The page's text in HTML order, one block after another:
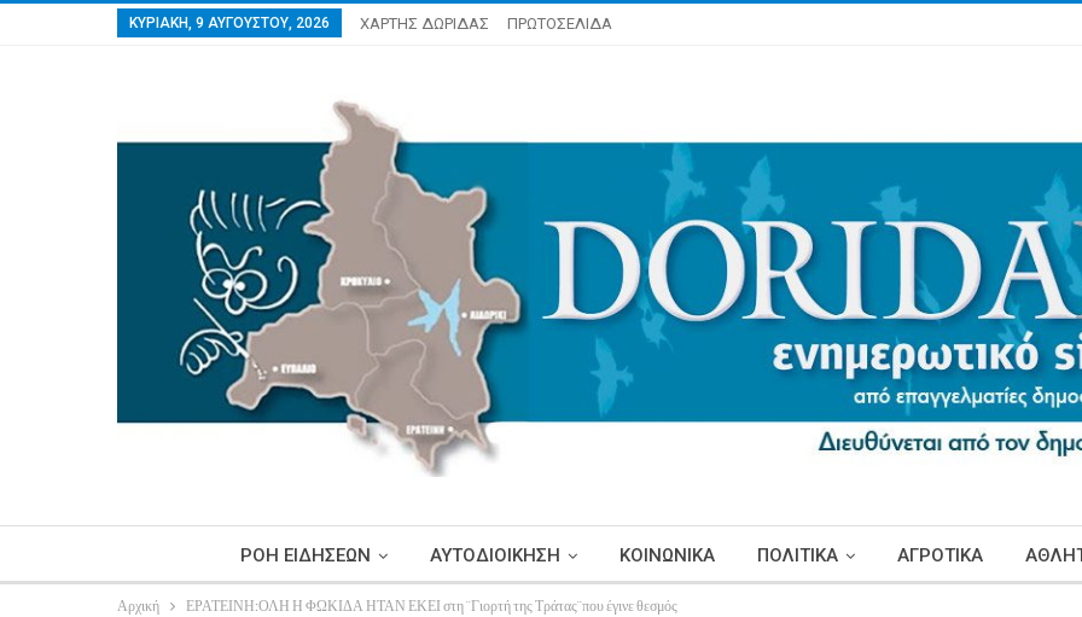
ΚΥΡΙΑΚΉ, 9 ΑΥΓΟΎΣΤΟΥ, 2026 ΧΑΡΤΗΣ ΔΩΡΙΔΑΣ ΠΡΩΤΟΣΕΛΙΔΑ
ΡΟΗ ΕΙΔΗΣΕΩΝ ΑΥΤΟΔΙΟΙΚΗΣΗ ΚΟΙΝΩΝΙΚΑ ΠΟΛΙΤΙΚΑ ΑΓΡΟΤΙΚΑ
Αρχική ΕΡΑΤΕΙΝΗ:ΟΛΗ Η ΦΩΚΙΔΑ ΗΤΑΝ ΕΚΕΙ στη ¨Γιορτή της Τράτας¨που έγινε θεσμός